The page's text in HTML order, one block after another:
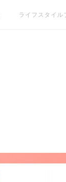
ライフスタイル